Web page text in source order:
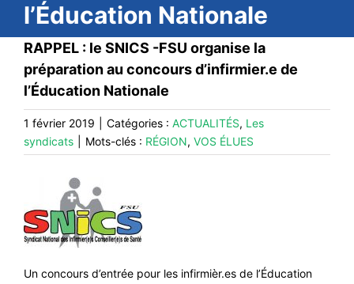
LA FSU BRETAGNE
DOSSIERS
PUBLICATIONS
#ACTIONS
#VOS ÉLUES
#MÉDIAS
l’Éducation Nationale
RAPPEL : le SNICS -FSU organise la
préparation au concours d’infirmier.e de
l’Éducation Nationale
1 février 2019 Catégories : ACTUALITÉS, Les
syndicats
Mots-clés : RÉGION, VOS ÉLUES
Un concours d’entrée pour les infirmièr.es de l’Éducation